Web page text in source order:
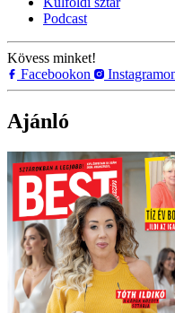
Podcast
Kövess minket!
Facebookon
Ajánló